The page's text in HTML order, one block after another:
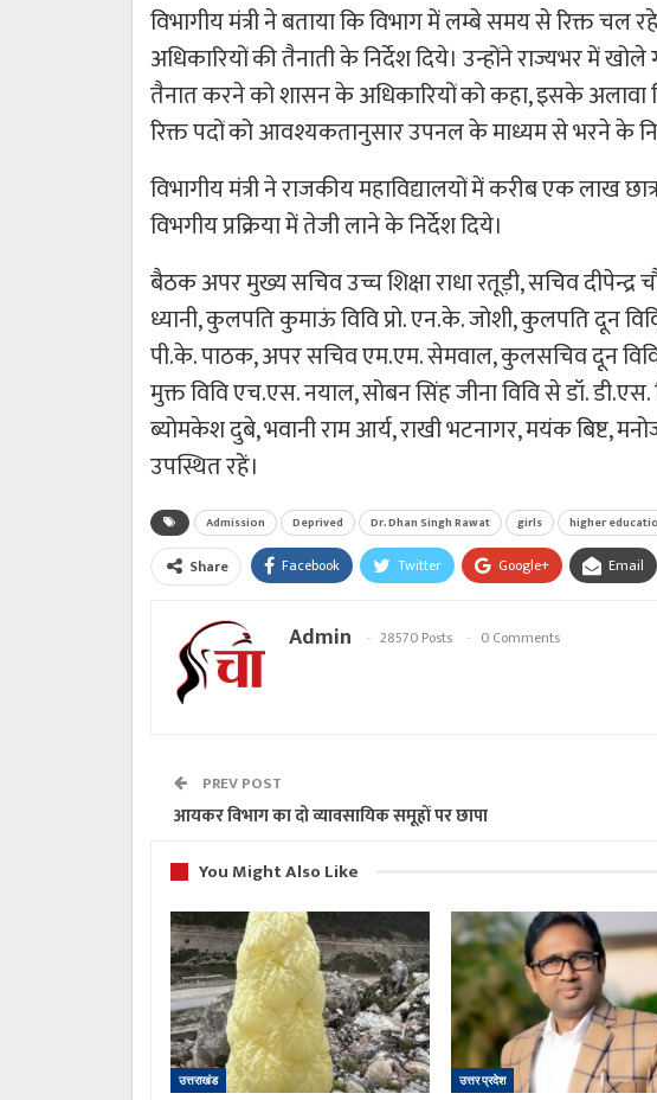
विभागीय मंत्री ने बताया कि विभाग में लम्बे समय से रिक्त चल
अधिकारियों की तैनाती के निर्देश दिये। उन्होंने राज्यभर में
तैनात करने को शासन के अधिकारियों को कहा, इसके
रिक्त पदों को आवश्यकतानुसार उपनल के माध्यम से भरने के
विभागीय मंत्री ने राजकीय महाविद्यालयों में करीब एक लाख
विभगीय प्रक्रिया में तेजी लाने के निर्देश दिये।
बैठक अपर मुख्य सचिव उच्च शिक्षा राधा रतूड़ी, सचिव दीपेन्द्र
ध्यानी, कुलपति कुमाऊं विवि प्रो. एन.के. जोशी, कुलपति दून
पी.के. पाठक, अपर सचिव एम.एम. सेमवाल, कुलसचिव दून
मुक्त विवि एच.एस. नयाल, सोबन सिंह जीना विवि से डॉ.
ब्योमकेश दुबे, भवानी राम आर्य, राखी भटनागर, मयंक बिष्ट,
उपस्थित रहें।
Admission Deprived Dr. Dhan Singh Rawat girls higher
Share Facebook Twitter Google+ Email
Admin 28570 Posts 0 Comments
PREV POST
आयकर विभाग का दो व्यावसायिक समूहों पर छापा
You Might Also Like
उत्तराखंड उत्तर प्रदेश